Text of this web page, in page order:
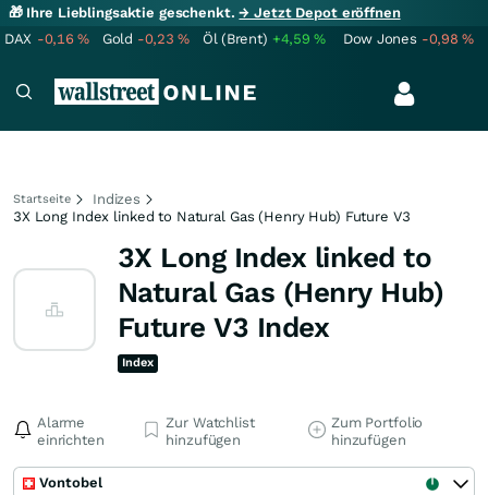
🎁 Ihre Lieblingsaktie geschenkt.→ Jetzt Depot eröffnen
DAX -0,16% Gold -0,23% Öl (Brent) +4,59% Dow Jones -0,98%
Startseite
Indizes
3X Long Index linked to Natural Gas (Henry Hub) Future V3
3X Long Index linked to
Natural Gas (Henry Hub)
Future V3 Index
Index
Alarme
einrichten
Zur Watchlist
hinzufügen
Zum Portfolio
hinzufügen
Vontobel